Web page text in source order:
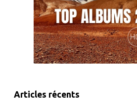
Articles récents